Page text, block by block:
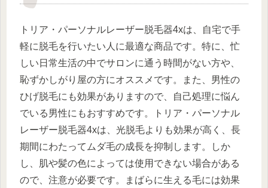
トリア・パーソナルレーザー脱毛器4xは、自宅で手
軽に脱毛を行いたい人に最適な商品です。特に、忙
しい日常生活の中でサロンに通う時間がない方や、
恥ずかしがり屋の方にオススメです。また、男性の
ひげ脱毛にも効果がありますので、自己処理に悩ん
でいる男性にもおすすめです。トリア・パーソナル
レーザー脱毛器4xは、光脱毛よりも効果が高く、長
期間にわたってムダ毛の成長を抑制します。しか
し、肌や髪の色によっては使用できない場合がある
ので、注意が必要です。まばらに生える毛には効果